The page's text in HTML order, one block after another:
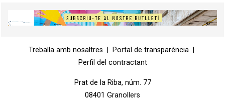
Treballa amb nosaltres
Portal de transparència
Perfil del contractant
Prat de la Riba, núm. 77
08401 Granollers